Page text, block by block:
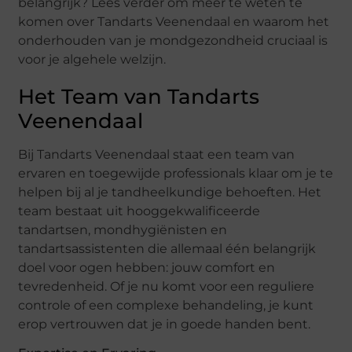
belangrijk? Lees verder om meer te weten te
komen over Tandarts Veenendaal en waarom het
onderhouden van je mondgezondheid cruciaal is
voor je algehele welzijn.
Het Team van Tandarts
Veenendaal
Bij Tandarts Veenendaal staat een team van
ervaren en toegewijde professionals klaar om je te
helpen bij al je tandheelkundige behoeften. Het
team bestaat uit hooggekwalificeerde
tandartsen, mondhygiënisten en
tandartsassistenten die allemaal één belangrijk
doel voor ogen hebben: jouw comfort en
tevredenheid. Of je nu komt voor een reguliere
controle of een complexe behandeling, je kunt
erop vertrouwen dat je in goede handen bent.